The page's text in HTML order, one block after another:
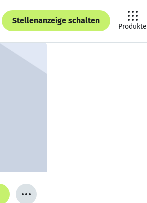
Stellenanzeige schalten
Produkte